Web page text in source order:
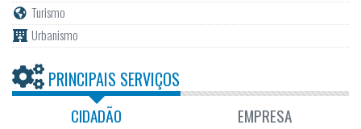
Turismo
Urbanismo
PRINCIPAIS SERVIÇOS
CIDADÃO EMPRESA